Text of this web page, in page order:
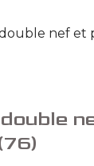
nef et